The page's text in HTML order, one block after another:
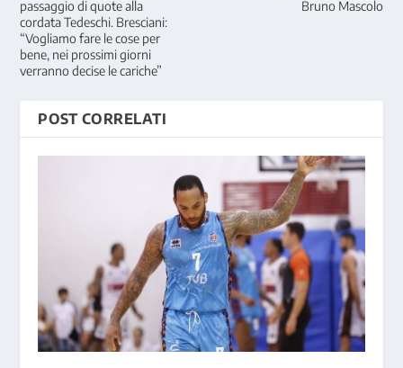
passaggio di quote alla
cordata Tedeschi. Bresciani:
“Vogliamo fare le cose per
bene, nei prossimi giorni
verranno decise le cariche”
Bruno Mascolo
POST CORRELATI